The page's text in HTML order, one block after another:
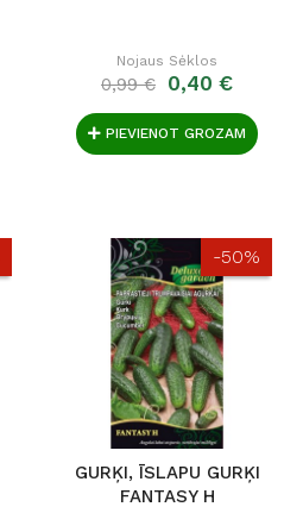
Nojaus Sėklos
0,99 € 0,40 €
PIEVIENOT GROZAM
-50%
GURĶI, ĪSLAPU GURĶI
FANTASY H